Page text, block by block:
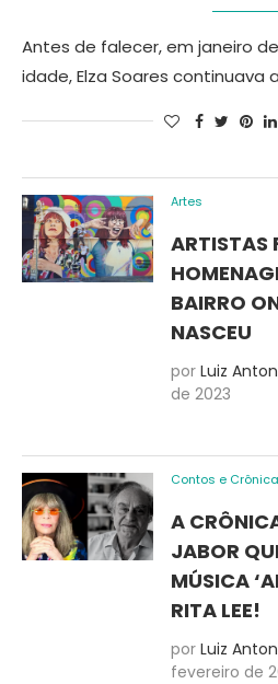
Antes de falecer, em janeiro
idade, Elza Soares continuava
Artes
ARTISTAS
BAIRRO
NASCEU
por Luiz
de 2023
Contos e
A
JABOR
MÚSICA
RITA LEE!
por Luiz
fevereiro de